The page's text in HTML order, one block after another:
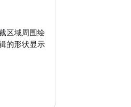
区域周围绘
的形状显示